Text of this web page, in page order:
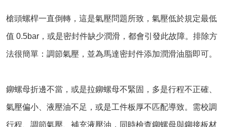
槍頭螺桿一直倒轉，這是氣壓問題所致，氣壓低於規定最低
值 0.5bar，或是密封件缺少潤滑，都會引發此故障。排除方
法很簡單：調節氣壓，並為馬達密封件添加潤滑油脂即可。
鉚螺母折邊不當，或是拉鉚螺母不緊固，多是行程不正確、
氣壓偏小、液壓油不足，或是工件板厚不匹配導致。需校調
行程、調節氣壓、補充液壓油，同時檢查鉚螺母與鉚接板材